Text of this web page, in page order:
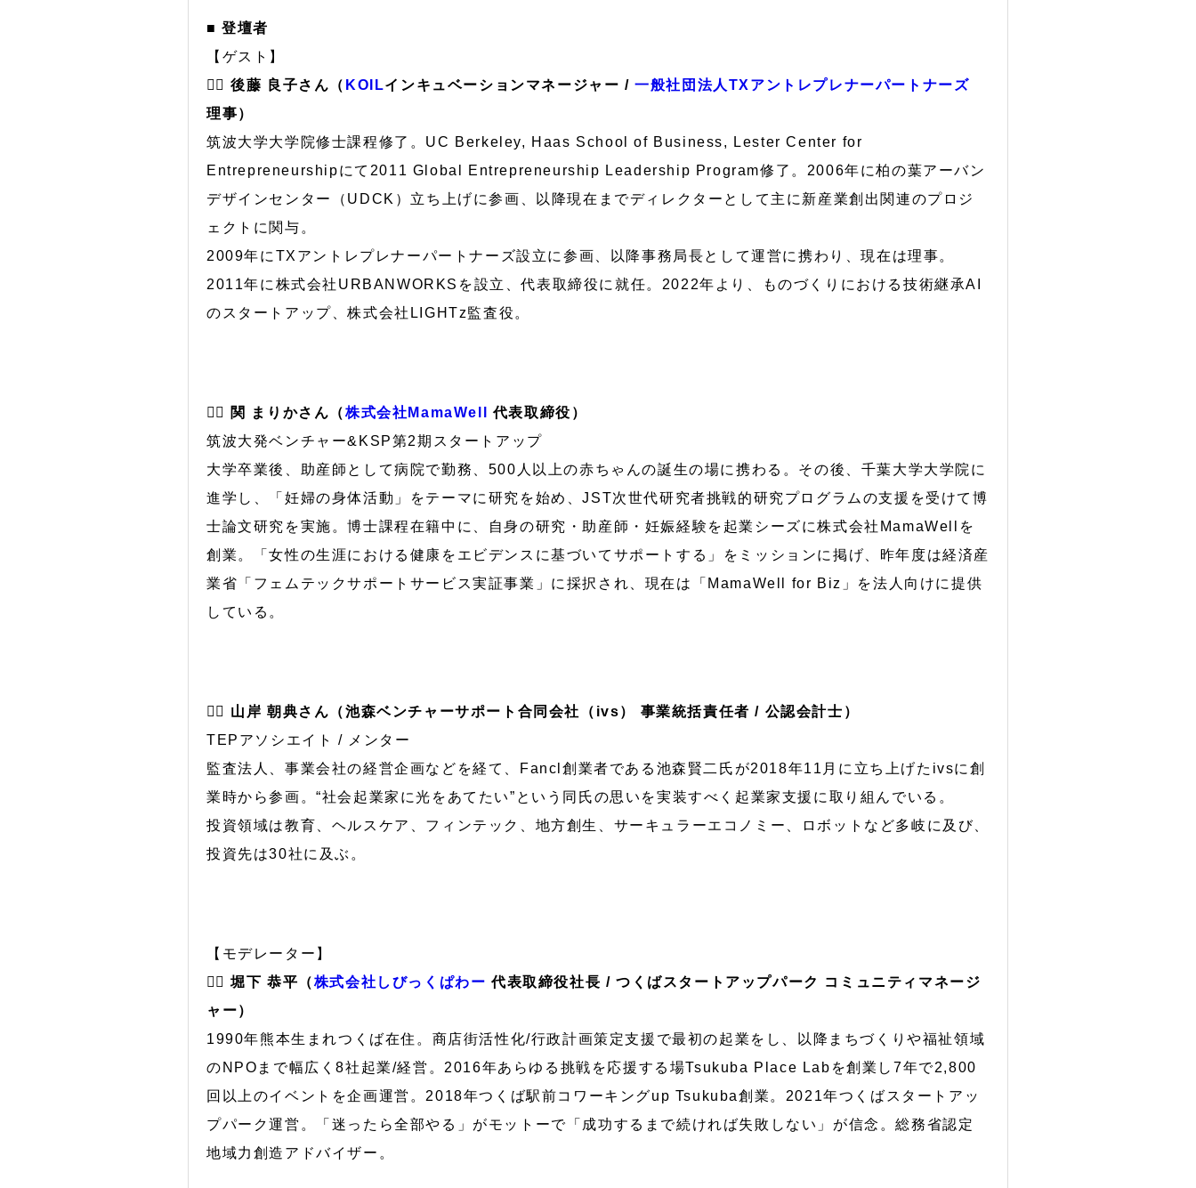
■ 登壇者
【ゲスト】
🙋‍♀️後藤 良子さん（ KOILインキュベーションマネージャー /一般社団法人TXアントレプレナーパートナーズ
理事）
筑波大学大学院修士課程修了。UC Berkeley, Haas School of Business, Lester Center for
Entrepreneurshipにて2011 Global Entrepreneurship Leadership Program修了。2006年に柏の葉アーバン
デザインセンター（UDCK）立ち上げに参画、以降現在までディレクターとして主に新産業創出関連のプロジ
ェクトに関与。
2009年にTXアントレプレナーパートナーズ設立に参画、以降事務局長として運営に携わり、現在は理事。
2011年に株式会社URBANWORKSを設立、代表取締役に就任。2022年より、ものづくりにおける技術継承AI
のスタートアップ、株式会社LIGHTz監査役。
🙋‍♀️ 関 まりかさん（株式会社MamaWell
代表取締役）
筑波大発ベンチャー&KSP第2期スタートアップ
大学卒業後、助産師として病院で勤務、500人以上の赤ちゃんの誕生の場に携わる。その後、千葉大学大学院に
進学し、「妊婦の身体活動」をテーマに研究を始め、JST次世代研究者挑戦的研究プログラムの支援を受けて博
士論文研究を実施。博士課程在籍中に、自身の研究・助産師・妊娠経験を起業シーズに株式会社MamaWellを
創業。「女性の生涯における健康をエビデンスに基づいてサポートする」をミッションに掲げ、昨年度は経済産
業省「フェムテックサポートサービス実証事業」に採択され、現在は「MamaWell for Biz」を法人向けに提供
している。
🙋‍♂️ 山岸 朝典さん（池森ベンチャーサポート合同会社（ivs） 事業統括責任者 / 公認会計士）
TEPアソシエイト / メンター
監査法人、事業会社の経営企画などを経て、Fancl創業者である池森賢二氏が2018年11月に立ち上げたivsに創
業時から参画。“社会起業家に光をあてたい”という同氏の思いを実装すべく起業家支援に取り組んでいる。
投資領域は教育、ヘルスケア、フィンテック、地方創生、サーキュラーエコノミー、ロボットなど多岐に及び、
投資先は30社に及ぶ。
【モデレーター】
🙋‍♂️堀下 恭平（株式会社しびっくぱわー 代表取締役社長 / つくばスタートアップパーク コミュニティマネージ
ャー）
1990年熊本生まれつくば在住。商店街活性化/行政計画策定支援で最初の起業をし、以降まちづくりや福祉領域
のNPOまで幅広く8社起業/経営。2016年あらゆる挑戦を応援する場Tsukuba Place Labを創業し7年で2,800
回以上のイベントを企画運営。2018年つくば駅前コワーキングup Tsukuba創業。2021年つくばスタートアッ
プパーク運営。「迷ったら全部やる」がモットーで「成功するまで続ければ失敗しない」が信念。総務省認定
地域力創造アドバイザー。